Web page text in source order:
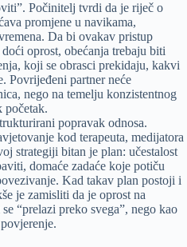
Počinitelj tvrdi da je riječ o
promjene u navikama,
Da bi ovakav pristup
oprost, obećanja trebaju biti
koji se obrasci prekidaju, kakvi
Povrijeđeni partner neće
nego na temelju konzistentnog
početak.
popravak odnosa.
kod terapeuta, medijatora
strategiji bitan je plan: učestalost
domaće zadaće koje potiču
Kad takav plan postoji i
je zamisliti da je oprost na
“prelazi preko svega”, nego kao